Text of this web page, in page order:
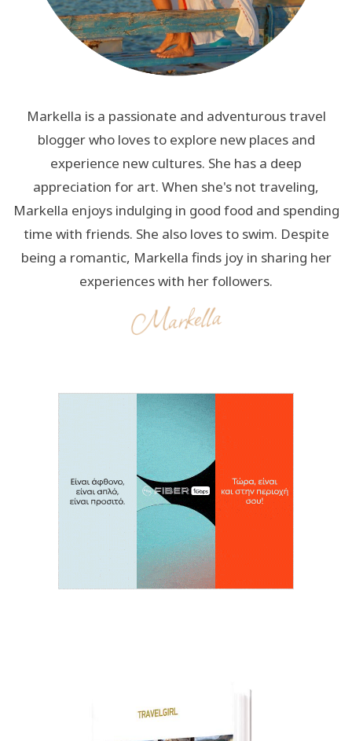
Markella is a passionate and adventurous travel
blogger who loves to explore new places and
experience new cultures. She has a deep
appreciation for art. When she's not traveling,
Markella enjoys indulging in good food and spending
time with friends. She also loves to swim. Despite
being a romantic, Markella finds joy in sharing her
experiences with her followers.